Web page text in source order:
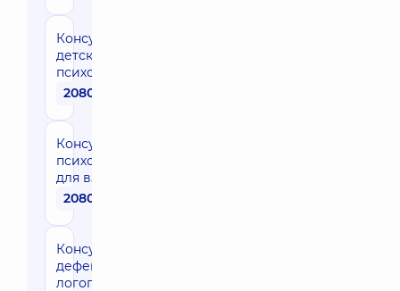
Консультация
детского
психолога
2080 грн
Консультация
психолога
для взрослых
2080 грн
Консультация
дефектолога-
логопеда